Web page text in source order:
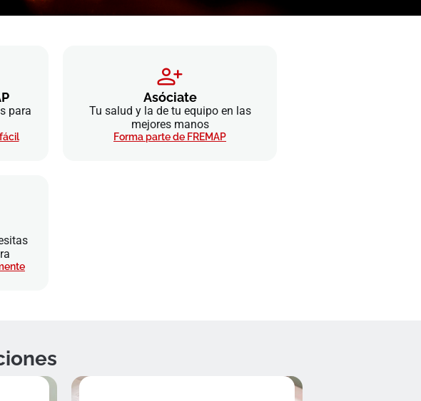
para
Asóciate
Tu salud y la de tu equipo en las
mejores manos
Forma parte de FREMAP